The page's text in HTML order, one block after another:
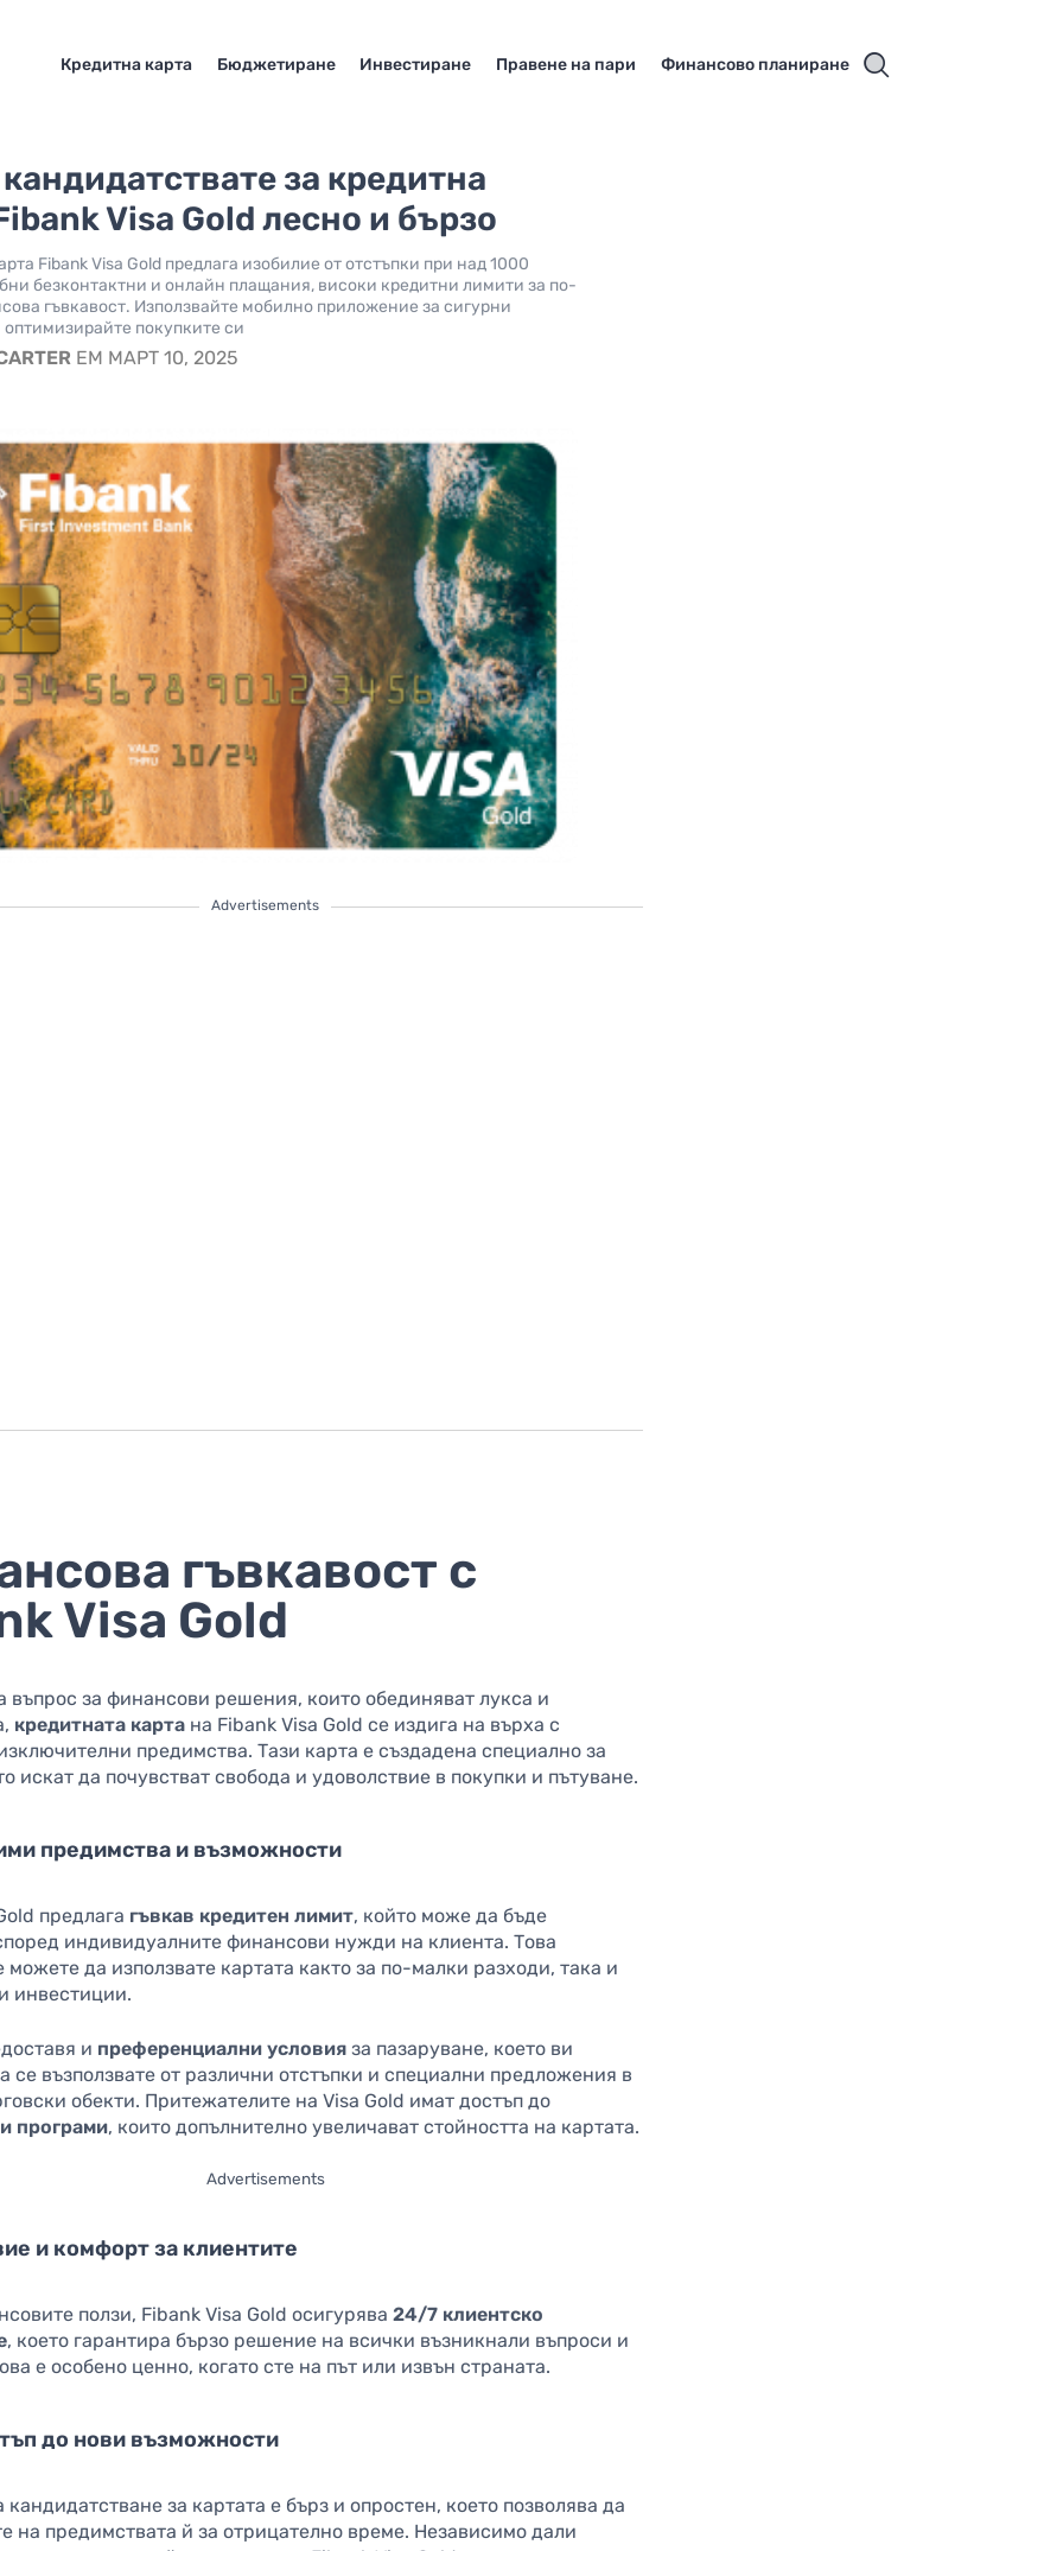
Кредитна карта Бюджетиране Инвестиране Правене на пари Финансово планиране
за кредитна
Visa Gold лесно и бързо
Fibank Visa Gold предлага изобилие от отстъпки при над 1000
безконтактни и онлайн плащания, високи кредитни лимити за по-
гъвкавост. Използвайте мобилно приложение за сигурни
покупките си
EM МАРТ 10, 2025
Advertisements
гъвкавост с
Visa Gold
въпрос за финансови решения, които обединяват лукса и
кредитната карта на Fibank Visa Gold се издига на върха с
предимства. Тази карта е създадена специално за
искат да почувстват свобода и удоволствие в покупки и пътуване.
предимства и възможности
предлага гъвкав кредитен лимит, който може да бъде
индивидуалните финансови нужди на клиента. Това
можете да използвате картата както за по-малки разходи, така и
инвестиции.
и преференциални условия за пазаруване, което ви
се възползвате от различни отстъпки и специални предложения в
обекти. Притежателите на Visa Gold имат достъп до
програми, които допълнително увеличават стойността на картата.
Advertisements
и комфорт за клиентите
ползи, Fibank Visa Gold осигурява24/7 клиентско
, което гарантира бързо решение на всички възникнали въпроси и
е особено ценно, когато сте на път или извън страната.
до нови възможности
за картата е бърз и опростен, което позволява да
на предимствата й за отрицателно време. Независимо дали